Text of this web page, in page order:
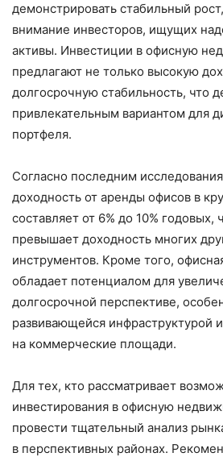
демонстрировать стабильный
внимание инвесторов, ищущих
активы. Инвестиции в офисную
предлагают не только высокую
долгосрочную стабильность, что
привлекательным вариантом для
портфеля.
Согласно последним
доходность от аренды офисов в
составляет от 6% до 10% годовых,
превышает доходность многих
инструментов. Кроме того,
обладает потенциалом для
долгосрочной перспективе,
развивающейся инфраструктурой
на коммерческие площади.
Для тех, кто рассматривает
инвестирования в офисную
провести тщательный анализ
в перспективных районах.